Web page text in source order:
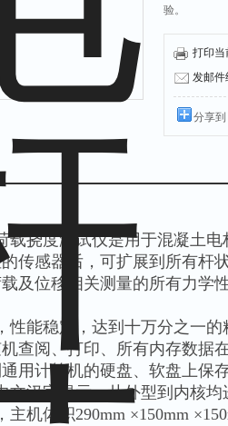
验。
打印当
发邮件
分享到
载挠度测试仪是用于混凝土
传感器后，可扩展到所有杆
及位移相关测量的所有力学
性能稳定，达到十万分之一
查阅、打印、所有内存数据
用计算机的硬盘、软盘上保存
文汉字提示，从外型到内核均
主机体积290mm ×150mm